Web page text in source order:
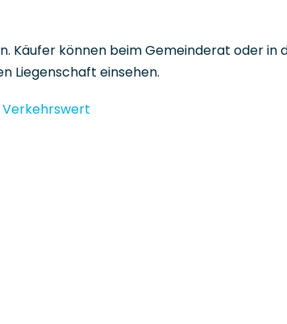
Käufer können beim Gemeinderat oder in
Liegenschaft einsehen.
Verkehrswert